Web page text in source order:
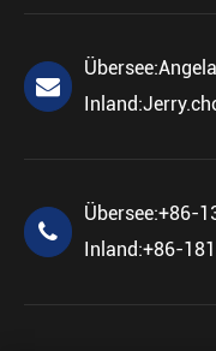
Übersee:
Inland:
Übersee:+86-
Inland:+86-